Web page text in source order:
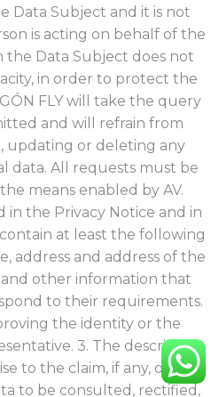
Data Subject and it is not
is acting on behalf of the
the Data Subject does not
in order to protect the
FLY will take the query
and will refrain from
updating or deleting any
data. All requests must be
means enabled by AV.
in the Privacy Notice and in
at least the following
address and address of the
and other information that
to their requirements.
the identity or the
3. The description
to the claim, if any, or the
to be consulted, rectified,